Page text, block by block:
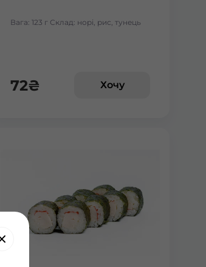
Вага: 123 г Склад: норі, рис, тунець
72₴ Хочу